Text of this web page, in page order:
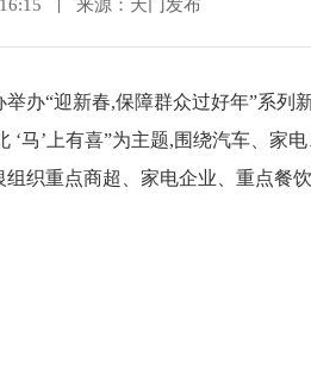
来源：天门发布
举办“迎新春,保障群众过好年”系
‘马’上有喜”为主题,围绕汽车、家
织重点商超、家电企业、重点餐